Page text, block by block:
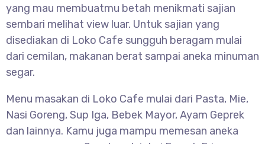
yang mau membuatmu betah menikmati sajian
sembari melihat view luar. Untuk sajian yang
disediakan di Loko Cafe sungguh beragam mulai
dari cemilan, makanan berat sampai aneka minuman
segar.
Menu masakan di Loko Cafe mulai dari Pasta, Mie,
Nasi Goreng, Sup Iga, Bebek Mayor, Ayam Geprek
dan lainnya. Kamu juga mampu memesan aneka